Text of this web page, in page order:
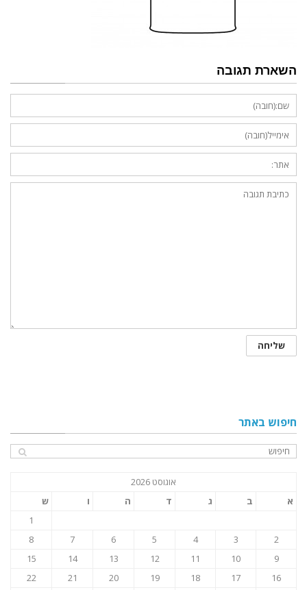
השארת תגובה
חיפוש באתר
אוגוסט 2026
א
ב ג ד ה ו
ש
1
2
3
4
5
6
7
8
9
10
11
12
13
14
15
16
17
18
19
20
21
22